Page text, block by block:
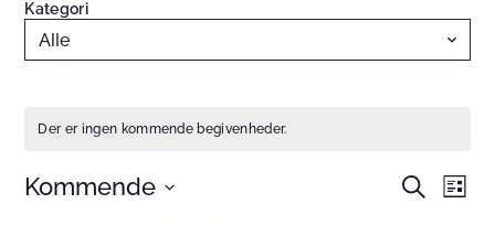
Kategori
Der er ingen kommende begivenheder.
Søg
Liste
Kommende